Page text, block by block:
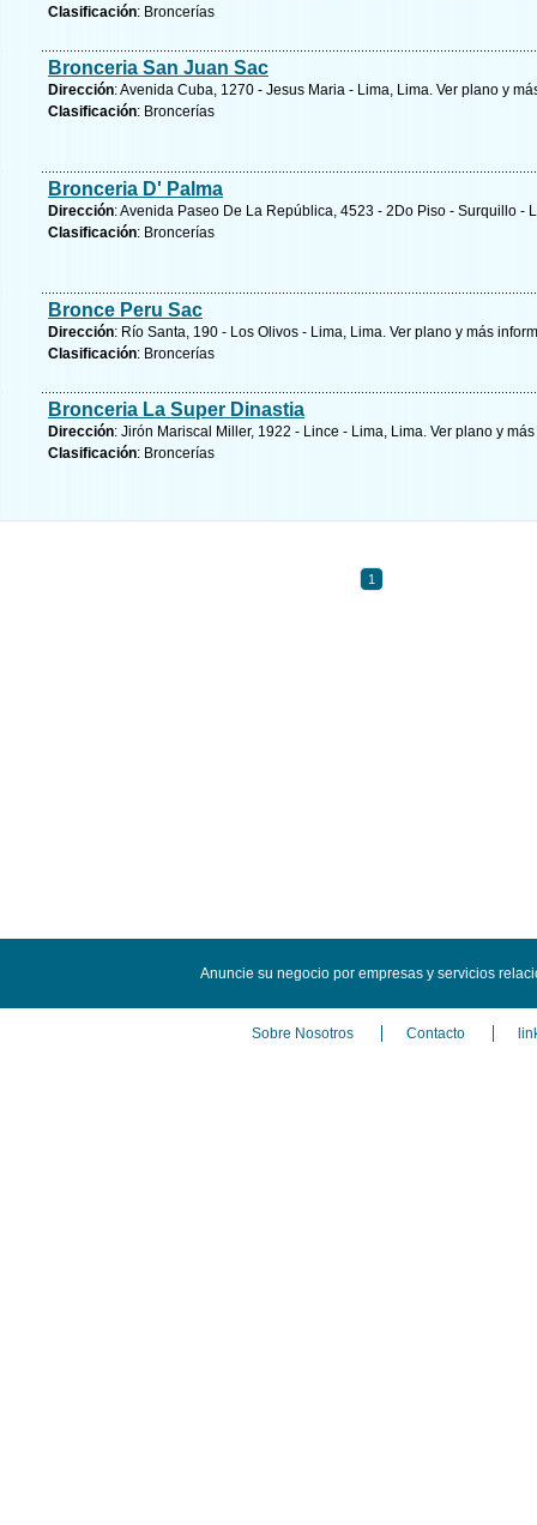
Clasificación: Broncerías
Bronceria San Juan Sac
Dirección: Avenida Cuba, 1270 - Jesus Maria - Lima, Lima. Ver plano y
Clasificación: Broncerías
Bronceria D' Palma
Dirección: Avenida Paseo De La República, 4523 - 2Do Piso - Surquillo -
Clasificación: Broncerías
Bronce Peru Sac
Dirección: Río Santa, 190 - Los Olivos - Lima, Lima. Ver plano y más
Clasificación: Broncerías
Bronceria La Super Dinastia
Dirección: Jirón Mariscal Miller, 1922 - Lince - Lima, Lima. Ver plano y
Clasificación: Broncerías
1
Anuncie su negocio por empresas y servicios
Sobre Nosotros Contacto